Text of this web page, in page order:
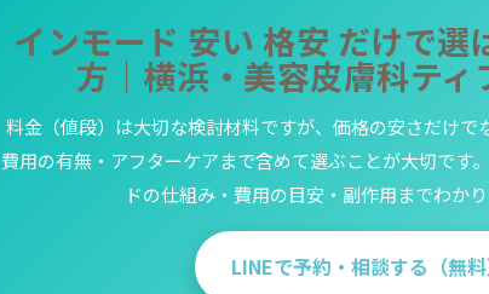
インモード 安い 格安 だけで選
方｜横浜・美容皮膚科ティ
料金（値段）は大切な検討材料ですが、価格の安さだけで
費用の有無・アフターケアまで含めて選ぶことが大切です
ドの仕組み・費用の目安・副作用までわかり
LINEで予約・相談する（無